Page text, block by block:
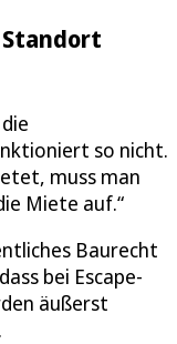
Standort
so nicht.
muss man
Miete auf.“
Baurecht
bei Escape-
äußerst